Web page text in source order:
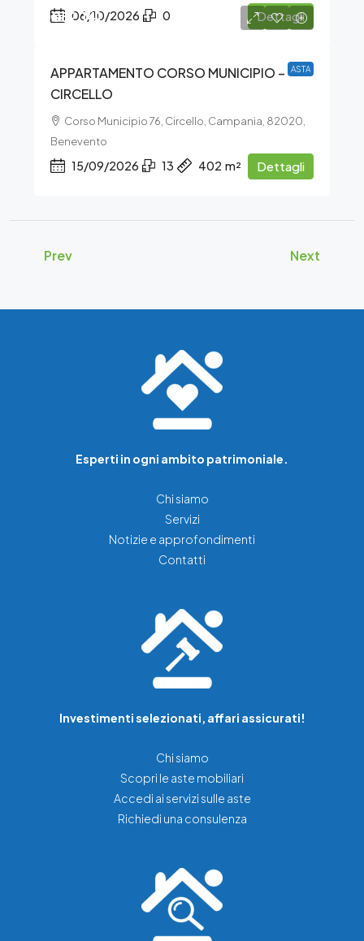
06/10/2026 0 Dettagli
ASTA
€52.141
APPARTAMENTO CORSO MUNICIPIO –
CIRCELLO
Corso Municipio 76, Circello, Campania, 82020,
Benevento
15/09/2026 13 402 m² Dettagli
Prev Next
Esperti in ogni ambito patrimoniale.
Chi siamo
Servizi
Notizie e approfondimenti
Contatti
Investimenti selezionati, affari assicurati!
Chi siamo
Scopri le aste mobiliari
Accedi ai servizi sulle aste
Richiedi una consulenza